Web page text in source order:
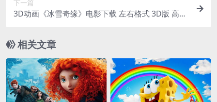
下一篇
3D动画《冰雪奇缘》电影下载 左右格式 3D版 高清
相关文章